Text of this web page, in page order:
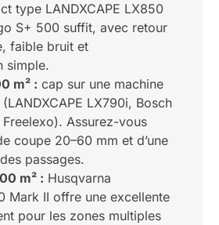
type LANDXCAPE LX850
S+ 500 suffit, avec retour
faible bruit et
simple.
m² : cap sur une machine
LX790i, Bosch
Assurez-vous
coupe 20–60 mm et d’une
passages.
m² : Husqvarna
Mark II offre une excellente
pour les zones multiples